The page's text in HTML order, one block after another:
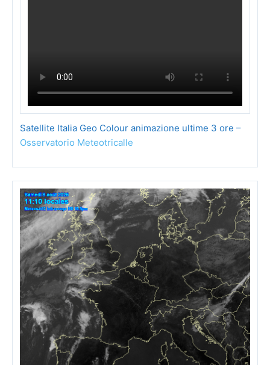
Satellite Italia Geo Colour animazione ultime 3 ore –
Osservatorio Meteotricalle